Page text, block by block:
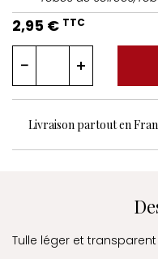
2,95 € TTC
Livraison partout en
Tulle léger et transparent